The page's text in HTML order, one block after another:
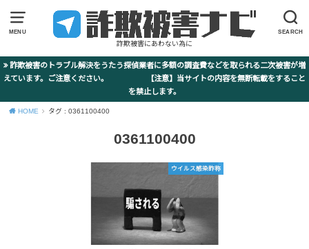
MENU SEARCH
詐欺被害にあわない為に
詐欺被害のトラブル解決をうたう探偵業者に多額の調査費などを取られる二次被害が増
えています。ご注意ください。 【注意】当サイトの内容を無断転載をすること
を禁止します。
HOME タグ : 0361100400
0361100400
ウイルス感染詐称